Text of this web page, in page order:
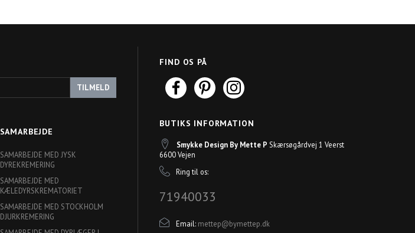
TILMELD
SAMARBEJDE
SAMARBEJDE MED JYSK
DYREKREMERING
SAMARBEJDE MED
KÆLEDYRSKREMATORIET
SAMARBEJDE MED STOCKHOLM
DJURKREMERING
FIND OS PÅ
BUTIKS INFORMATION
Smykke Design By Mette P Skærsøgårdvej 1 Veerst
6600 Vejen
Ring til os:
71940033
Email: mettep@bymettep.dk